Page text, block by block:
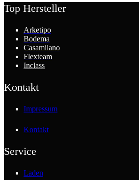
Top Hersteller
Arketipo
Bodema
Casamilano
Flexteam
Inclass
Kontakt
Impressum
Kontakt
Service
Laden